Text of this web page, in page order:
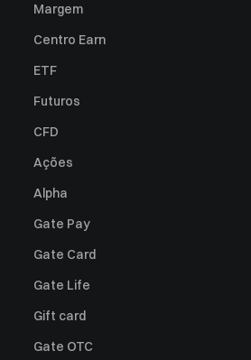
Margem
Centro Earn
ETF
Futuros
CFD
Ações
Alpha
Gate Pay
Gate Card
Gate Life
Gift card
Gate OTC